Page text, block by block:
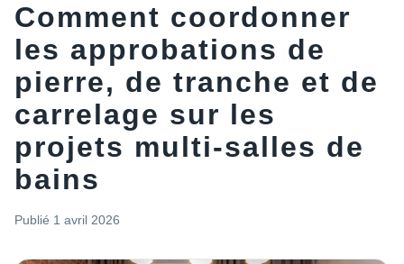
Comment coordonner
les approbations de
pierre, de tranche et de
carrelage sur les
projets multi-salles de
bains
Publié 1 avril 2026